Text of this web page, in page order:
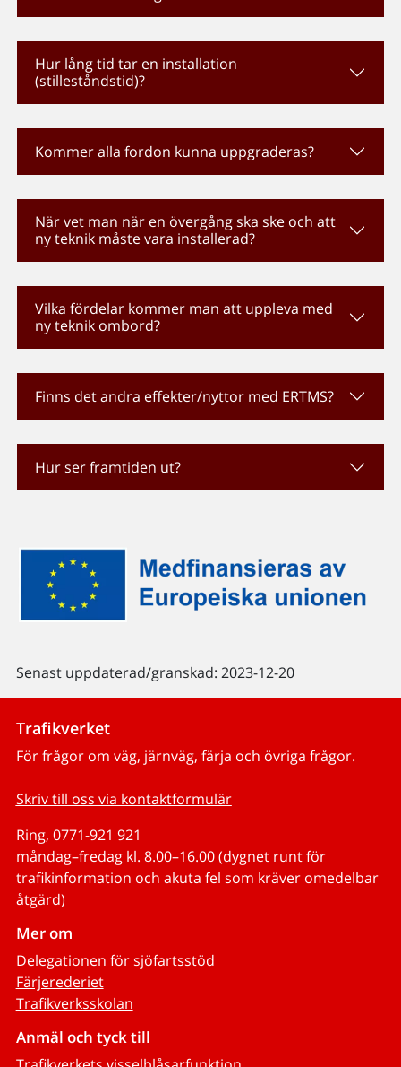
Hur lång tid tar en installation
(stilleståndstid)?
Kommer alla fordon kunna uppgraderas?
När vet man när en övergång ska ske och att
ny teknik måste vara installerad?
Vilka fördelar kommer man att uppleva med
ny teknik ombord?
Finns det andra effekter/nyttor med ERTMS?
Hur ser framtiden ut?
Senast uppdaterad/granskad: 2023-12-20
Trafikverket
För frågor om väg, järnväg, färja och övriga frågor.
Skriv till oss via kontaktformulär
Ring, 0771-921 921
måndag–fredag kl. 8.00–16.00 (dygnet runt för
trafikinformation och akuta fel som kräver omedelbar
åtgärd)
Mer om
Delegationen för sjöfartsstöd
Färjerederiet
Trafikverksskolan
Anmäl och tyck till